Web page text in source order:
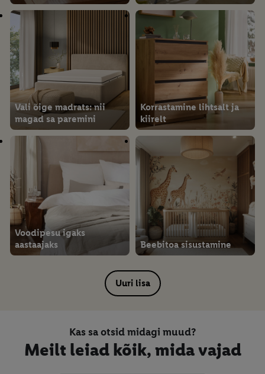
Vali õige madrats: nii
magad sa paremini
Korrastamine lihtsalt ja
kiirelt
Voodipesu igaks
aastaajaks
Beebitoa sisustamine
Uuri lisa
Kas sa otsid midagi muud?
Meilt leiad kõik, mida vajad